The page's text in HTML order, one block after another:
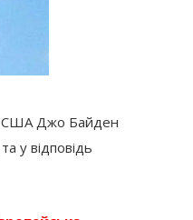
США Джо Байден
у відповідь